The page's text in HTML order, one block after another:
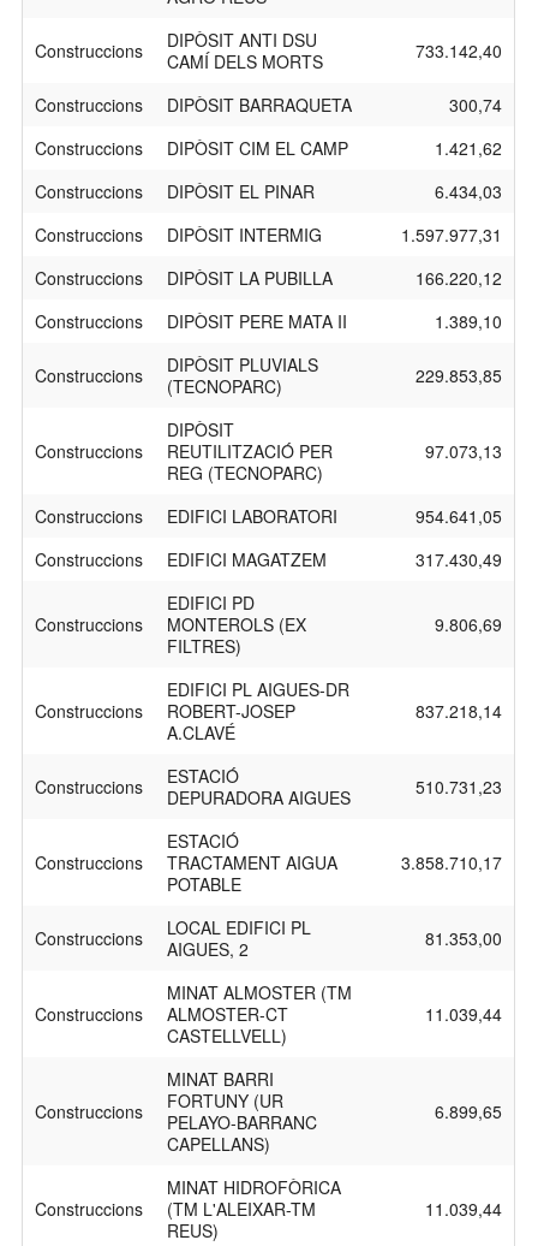
Construccions
DIPÒSIT ANTI DSU
CAMÍ DELS MORTS
733.142,40
Construccions DIPÒSIT BARRAQUETA
300,74
Construccions
DIPÒSIT CIM EL CAMP
1.421,62
Construccions
DIPÒSIT EL PINAR
6.434,03
Construccions
DIPÒSIT INTERMIG
1.597.977,31
Construccions
DIPÒSIT LA PUBILLA
166.220,12
Construccions
DIPÒSIT PERE MATA II 1.389,10
Construccions
DIPÒSIT PLUVIALS
(TECNOPARC)
229.853,85
Construccions
DIPÒSIT
REUTILITZACIÓ PER
REG (TECNOPARC)
97.073,13
Construccions EDIFICI LABORATORI
954.641,05
Construccions
EDIFICI MAGATZEM 317.430,49
Construccions
EDIFICI PD
MONTEROLS (EX
FILTRES)
9.806,69
Construccions
EDIFICI PL AIGUES-DR
ROBERT-JOSEP
A.CLAVÉ
837.218,14
Construccions
ESTACIÓ
DEPURADORA AIGUES
510.731,23
Construccions
ESTACIÓ
TRACTAMENT AIGUA
POTABLE
3.858.710,17
Construccions
LOCAL EDIFICI PL
AIGUES, 2
81.353,00
Construccions
MINAT ALMOSTER (TM
ALMOSTER-CT
CASTELLVELL)
11.039,44
Construccions
MINAT BARRI
FORTUNY (UR
PELAYO-BARRANC
CAPELLANS)
6.899,65
Construccions
MINAT HIDROFÒRICA
(TM L'ALEIXAR-TM
REUS)
11.039,44